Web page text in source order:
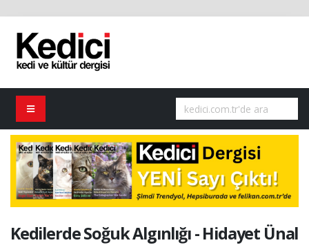
Kedilerde Soğuk Algınlığı - Hidayet Ünal